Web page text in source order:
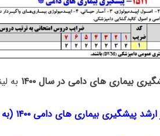
بیماری های دامی در سال ۱۴۰۰ به
پیشگیری بیماری های دامی ۱۴۰۰ (به زودی)